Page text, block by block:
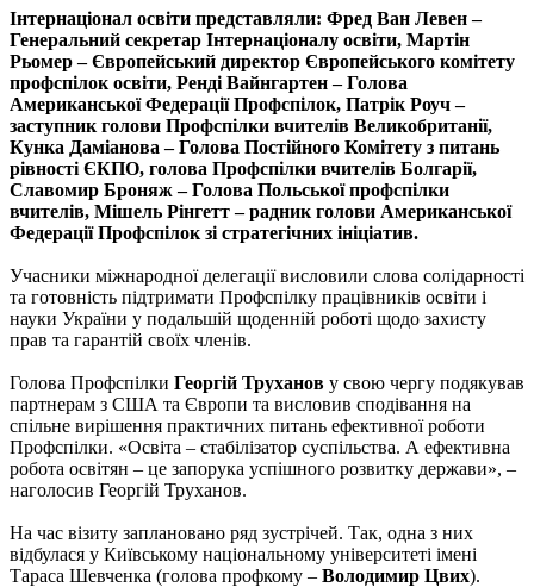
Інтернаціонал освіти представляли: Фред Ван Левен –
Генеральний секретар Інтернаціоналу освіти, Мартін
Рьомер – Європейський директор Європейського комітету
профспілок освіти, Ренді Вайнгартен – Голова
Американської Федерації Профспілок, Патрік Роуч –
заступник голови Профспілки вчителів Великобританії,
Кунка Даміанова – Голова Постійного Комітету з питань
рівності ЄКПО, голова Профспілки вчителів Болгарії,
Славомир Броняж – Голова Польської профспілки
вчителів, Мішель Рінгетт – радник голови Американської
Федерації Профспілок зі стратегічних ініціатив.
Учасники міжнародної делегації висловили слова солідарності
та готовність підтримати Профспілку працівників освіти і
науки України у подальшій щоденній роботі щодо захисту
прав та гарантій своїх членів.
Голова Профспілки Георгій Труханов у свою чергу подякував
партнерам з США та Європи та висловив сподівання на
спільне вирішення практичних питань ефективної роботи
Профспілки. «Освіта – стабілізатор суспільства. А ефективна
робота освітян – це запорука успішного розвитку держави», –
наголосив Георгій Труханов.
На час візиту заплановано ряд зустрічей. Так, одна з них
відбулася у Київському національному університеті імені
Тараса Шевченка (голова профкому – Володимир Цвих).